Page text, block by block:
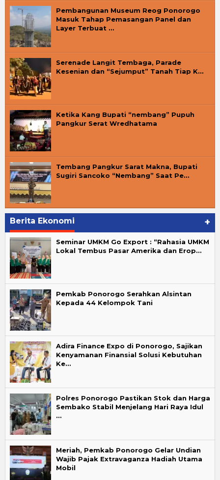
Pembangunan Museum Reog Ponorogo
Masuk Tahap Pemasangan Panel dan
Layer Terbuat …
Serenade Langit Tembaga, Parade
Kesenian dan “Sejumput” Tanah Tiap K…
Ketika Kang Bupati “nembang” Pupuh
Pangkur Serat Wredhatama
Tembang Pangkur Sarat Makna, Bupati
Sugiri Sancoko “Nembang” Saat Pe…
Berita Ekonomi +
Seminar UMKM Go Export : “Rahasia UMKM
Lokal Tembus Pasar Amerika dan Erop…
Pemkab Ponorogo Serahkan Alsintan
Kepada 44 Kelompok Tani
Adira Finance Expo di Ponorogo, Sajikan
Kenyamanan Finansial Solusi Kebutuhan
Ke…
Polres Ponorogo Pastikan Stok dan Harga
Sembako Stabil Menjelang Hari Raya Idul
…
Meriah, Pemkab Ponorogo Gelar Undian
Wajib Pajak Extravaganza Hadiah Utama
Mobil